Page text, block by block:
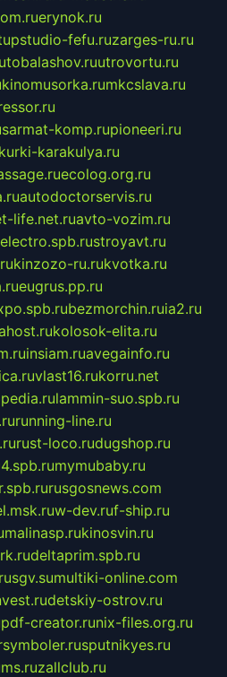
erynok.ru
fefu.ruzarges-ru.ru
utrovortu.ru
kinomusorka.rumkcslava.ru
sarmat-komp.rupioneeri.ru
karakulya.ru
ecolog.org.ru
autodoctorservis.ru
life.net.ruavto-vozim.ru
stroyavt.ru
kinzozo-ru.rukvotka.ru
eugrus.pp.ru
bezmorchin.ruia2.ru
kolosok-elita.ru
insiam.ruavegainfo.ru
vlast16.rukorru.net
lammin-suo.spb.ru
running-line.ru
rust-loco.rudugshop.ru
mymubaby.ru
rusgosnews.com
w-dev.ruf-ship.ru
malinasp.rukinosvin.ru
deltaprim.spb.ru
sgv.sumultiki-online.com
detskiy-ostrov.ru
pdf-creator.runix-files.org.ru
sputnikyes.ru
zallclub.ru